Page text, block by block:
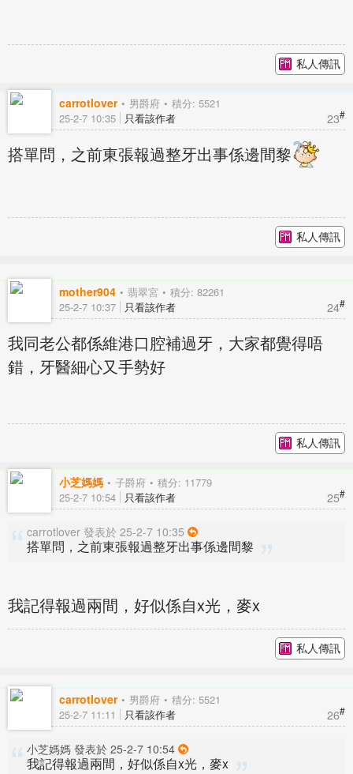
私人傳訊
carrotlover 男爵府 積分: 5521
23#
25-2-7 10:35 只看該作者
搭單問，之前東張報過整牙出事係邊間黎
私人傳訊
mother904 翡翠宮 積分: 82261
24#
25-2-7 10:37 只看該作者
我同老公都係維港口腔補過牙，大家都覺得唔
錯，牙醫細心又手勢好
私人傳訊
小芝媽媽 子爵府 積分: 11779
25#
25-2-7 10:54 只看該作者
carrotlover 發表於 25-2-7 10:35
搭單問，之前東張報過整牙出事係邊間黎
我記得報過兩間，好似係自x光，麥x
私人傳訊
carrotlover 男爵府 積分: 5521
26#
25-2-7 11:11 只看該作者
小芝媽媽 發表於 25-2-7 10:54
我記得報過兩間，好似係自x光，麥x